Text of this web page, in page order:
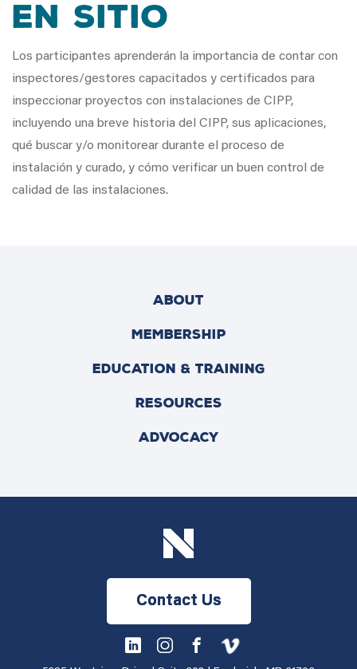
en Sitio
Los participantes aprenderán la importancia de contar con
inspectores/gestores capacitados y certificados para
inspeccionar proyectos con instalaciones de CIPP,
incluyendo una breve historia del CIPP, sus aplicaciones,
qué buscar y/o monitorear durante el proceso de
instalación y curado, y cómo verificar un buen control de
calidad de las instalaciones.
ABOUT
MEMBERSHIP
EDUCATION & TRAINING
RESOURCES
ADVOCACY
Contact Us